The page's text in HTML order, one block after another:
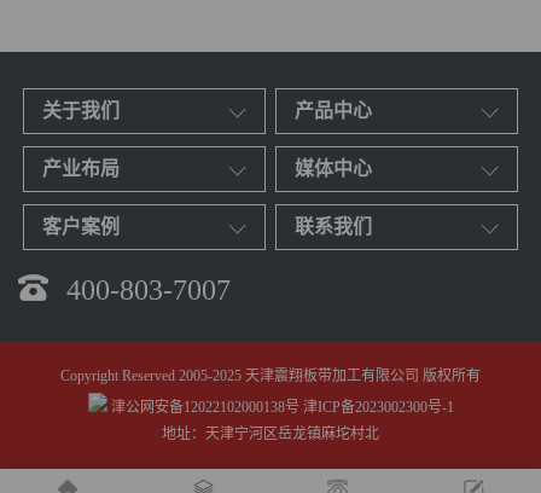
关于我们 产品中心
产业布局 媒体中心
客户案例 联系我们
400-803-7007
Copyright Reserved 2005-2025 天津震翔板带加工有限公司 版权所有
津公网安备12022102000138号 津ICP备2023002300号-1
地址：天津宁河区岳龙镇麻坨村北